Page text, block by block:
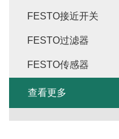
FESTO接近开关
FESTO过滤器
FESTO传感器
查看更多